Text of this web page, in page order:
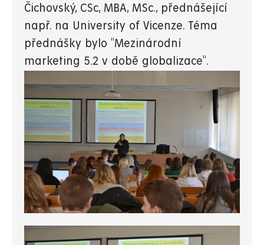
Čichovský, CSc, MBA, MSc., přednášející
např. na University of Vicenze. Téma
přednášky bylo "Mezinárodní
marketing 5.2 v době globalizace".